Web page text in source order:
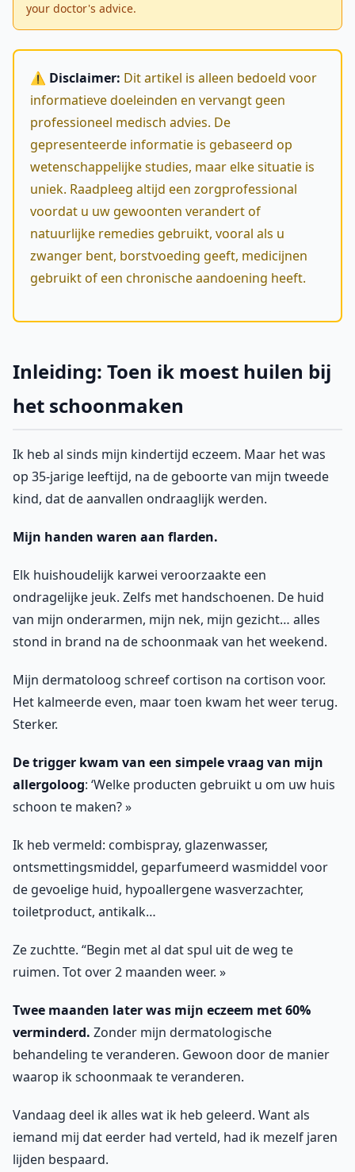
your doctor's advice.
⚠️ Disclaimer: Dit artikel is alleen bedoeld voor
informatieve doeleinden en vervangt geen
professioneel medisch advies. De
gepresenteerde informatie is gebaseerd op
wetenschappelijke studies, maar elke situatie is
uniek. Raadpleeg altijd een zorgprofessional
voordat u uw gewoonten verandert of
natuurlijke remedies gebruikt, vooral als u
zwanger bent, borstvoeding geeft, medicijnen
gebruikt of een chronische aandoening heeft.
Inleiding: Toen ik moest huilen bij
het schoonmaken
Ik heb al sinds mijn kindertijd eczeem. Maar het was
op 35-jarige leeftijd, na de geboorte van mijn tweede
kind, dat de aanvallen ondraaglijk werden.
Mijn handen waren aan flarden.
Elk huishoudelijk karwei veroorzaakte een
ondragelijke jeuk. Zelfs met handschoenen. De huid
van mijn onderarmen, mijn nek, mijn gezicht… alles
stond in brand na de schoonmaak van het weekend.
Mijn dermatoloog schreef cortison na cortison voor.
Het kalmeerde even, maar toen kwam het weer terug.
Sterker.
De trigger kwam van een simpele vraag van mijn
allergoloog: ‘Welke producten gebruikt u om uw huis
schoon te maken? »
Ik heb vermeld: combispray, glazenwasser,
ontsmettingsmiddel, geparfumeerd wasmiddel voor
de gevoelige huid, hypoallergene wasverzachter,
toiletproduct, antikalk…
Ze zuchtte. “Begin met al dat spul uit de weg te
ruimen. Tot over 2 maanden weer. »
Twee maanden later was mijn eczeem met 60%
verminderd. Zonder mijn dermatologische
behandeling te veranderen. Gewoon door de manier
waarop ik schoonmaak te veranderen.
Vandaag deel ik alles wat ik heb geleerd. Want als
iemand mij dat eerder had verteld, had ik mezelf jaren
lijden bespaard.